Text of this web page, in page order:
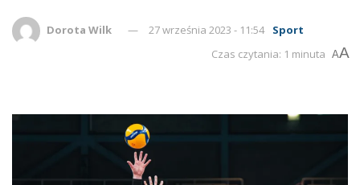
Dorota Wilk 27 września 2023 - 11:54 Sport
Czas czytania: 1 minuta AA